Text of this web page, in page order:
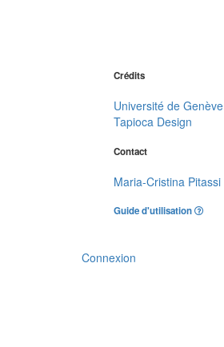
Crédits
Université de Genève
Tapioca Design
Contact
Maria-Cristina Pitassi
Guide d'utilisation
Connexion